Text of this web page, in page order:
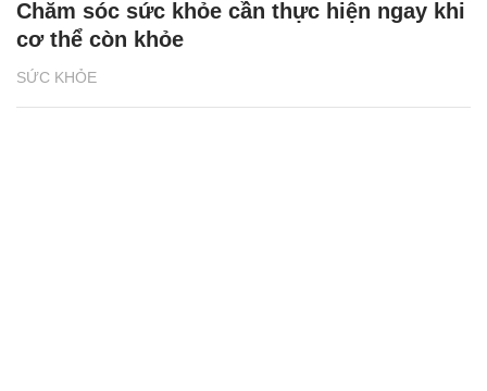
SỨC KHỎE
Chăm sóc sức khỏe cần thực hiện ngay khi
cơ thể còn khỏe